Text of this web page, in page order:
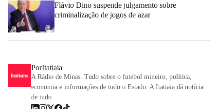
Flávio Dino suspende julgamento sobre
criminalização de jogos de azar
PorItatiaia
A Rádio de Minas. Tudo sobre o futebol mineiro, política,
economia e informações de todo o Estado. A Itatiaia dá notícia
de tudo.